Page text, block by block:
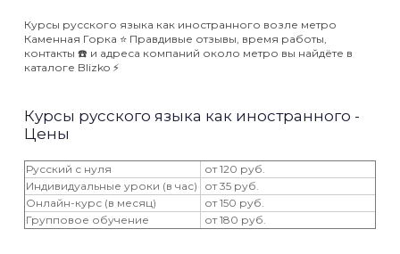
Курсы русского языка как иностранного возле метро
Каменная Горка ⭐️ Правдивые отзывы, время работы,
контакты ☎️ и адреса компаний около метро вы найдёте в
каталоге Blizko ⚡️
Курсы русского языка как иностранного -
Цены
Русский с нуля
от 120 руб.
Индивидуальные уроки (в час)
от 35 руб.
Онлайн-курс (в месяц)
от 150 руб.
Групповое обучение
от 180 руб.